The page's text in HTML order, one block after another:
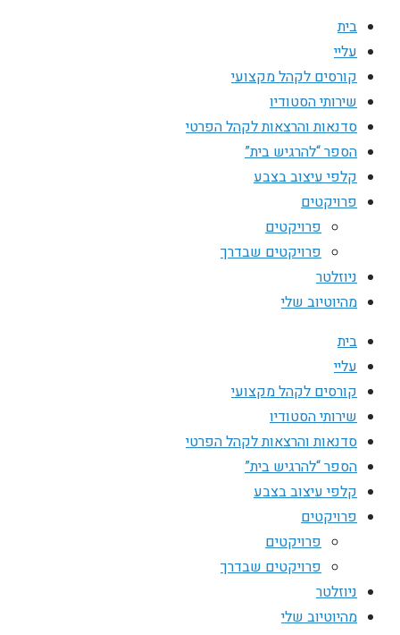
בית
עליי
קורסים לקהל מקצועי
שירותי הסטודיו
סדנאות והרצאות לקהל הפרטי
הספר “להרגיש בית”
קלפי עיצוב בצבע
פרויקטים
פרויקטים
פרויקטים שבדרך
ניוזלטר
מהיוטיוב שלי
בית
עליי
קורסים לקהל מקצועי
שירותי הסטודיו
סדנאות והרצאות לקהל הפרטי
הספר “להרגיש בית”
קלפי עיצוב בצבע
פרויקטים
פרויקטים
פרויקטים שבדרך
ניוזלטר
מהיוטיוב שלי